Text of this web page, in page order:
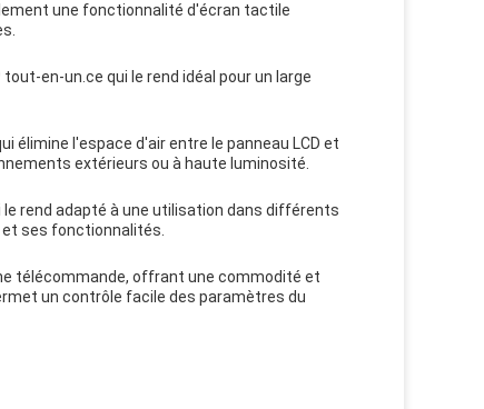
une fonctionnalité d'écran tactile
en-un.ce qui le rend idéal pour un large
élimine l'espace d'air entre le panneau LCD et
extérieurs ou à haute luminosité.
le rend adapté à une utilisation dans différents
ses fonctionnalités.
télécommande, offrant une commodité et
un contrôle facile des paramètres du